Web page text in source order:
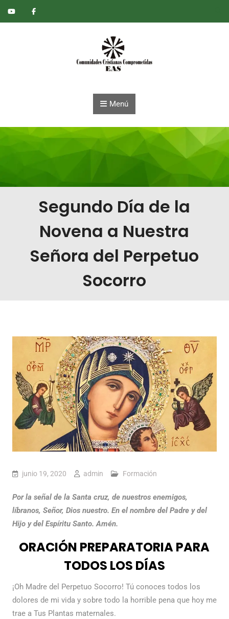
Saltar al contenido
Menú
Segundo Día de la
Novena a Nuestra
Señora del Perpetuo
Socorro
junio 19, 2020 admin Formación
Por la señal de la Santa cruz, de nuestros enemigos,
líbranos, Señor, Dios nuestro. En el nombre del Padre y del
Hijo y del Espíritu Santo. Amén.
ORACIÓN PREPARATORIA PARA
TODOS LOS DÍAS
¡Oh Madre del Perpetuo Socorro! Tú conoces todos los
dolores de mi vida y sobre todo la horrible pena que hoy me
trae a Tus Plantas maternales.